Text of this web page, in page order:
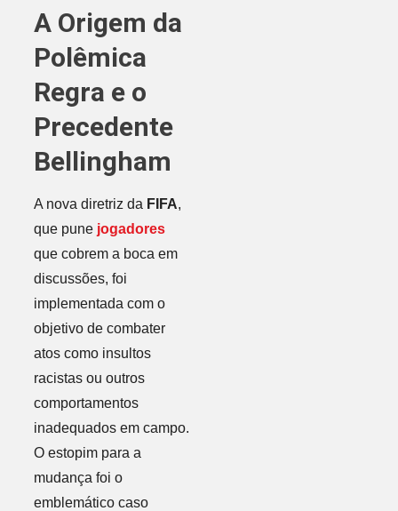
A Origem da
Polêmica
Regra e o
Precedente
Bellingham
A nova diretriz da FIFA,
que pune jogadores
que cobrem a boca em
discussões, foi
implementada com o
objetivo de combater
atos como insultos
racistas ou outros
comportamentos
inadequados em campo.
O estopim para a
mudança foi o
emblemático caso